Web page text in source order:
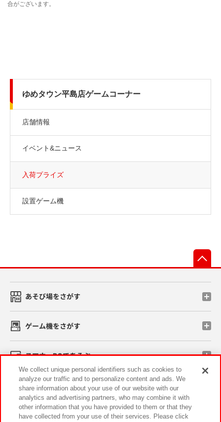
ゆめタウン平島店ゲームコーナー
店舗情報
イベント&ニュース
入荷プライズ
設置ゲーム機
あそび場をさがす
ゲーム機をさがす
スマホ・PCであそぶ
イベント・キャンペーン
We collect unique personal identifiers such as cookies to
analyze our traffic and to personalize content and ads. We
share information about your use of our website with our
analytics and advertising partners, who may combine it with
other information that you have provided to them or that they
have collected from your use of their services. Please click